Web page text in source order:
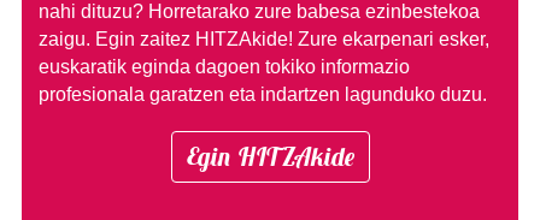
nahi dituzu? Horretarako zure babesa ezinbestekoa
zaigu. Egin zaitez HITZAkide! Zure ekarpenari esker,
euskaratik eginda dagoen tokiko informazio
profesionala garatzen eta indartzen lagunduko duzu.
Egin HITZAkide